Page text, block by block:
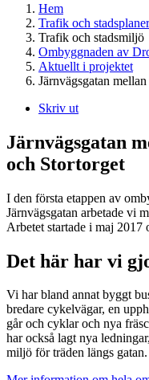
Hem
Trafik och
Trafik och stadsmiljö
Ombyggnaden av
Aktuellt i projektet
Järnvägsgatan
Skriv ut
Järnvägsgatan
och Stortorget
I den första etappen av
Järnvägsgatan arbetade vi
Arbetet startade i maj 2017
Det här har vi
Vi har bland annat byggt
bredare cykelvägar, en
går och cyklar och nya
har också lagt nya
miljö för träden längs gatan.